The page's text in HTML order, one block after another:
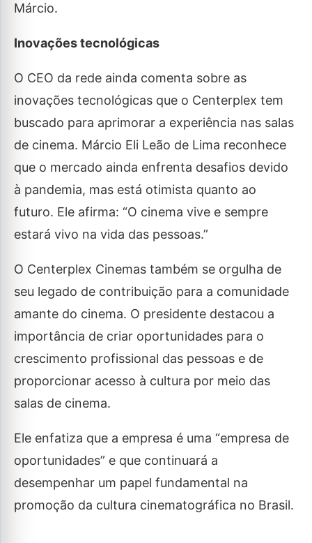
Márcio.
Inovações tecnológicas
O CEO da rede ainda comenta sobre as
inovações tecnológicas que o Centerplex tem
buscado para aprimorar a experiência nas salas
de cinema. Márcio Eli Leão de Lima reconhece
que o mercado ainda enfrenta desafios devido
à pandemia, mas está otimista quanto ao
futuro. Ele afirma: “O cinema vive e sempre
estará vivo na vida das pessoas.”
O Centerplex Cinemas também se orgulha de
seu legado de contribuição para a comunidade
amante do cinema. O presidente destacou a
importância de criar oportunidades para o
crescimento profissional das pessoas e de
proporcionar acesso à cultura por meio das
salas de cinema.
Ele enfatiza que a empresa é uma “empresa de
oportunidades” e que continuará a
desempenhar um papel fundamental na
promoção da cultura cinematográfica no Brasil.